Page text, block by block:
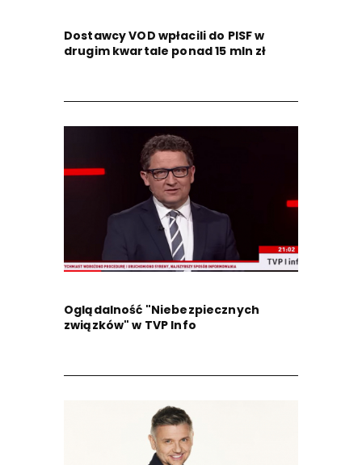
Dostawcy VOD wpłacili do PISF w
drugim kwartale ponad 15 mln zł
Oglądalność "Niebezpiecznych
związków" w TVP Info